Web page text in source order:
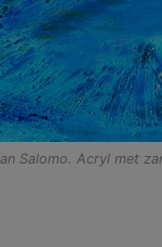
Salomo. Acryl met